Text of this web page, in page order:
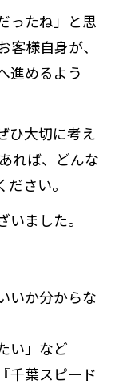
ったね」と思
様自身が、
進めるよう
ひ大切に考え
れば、どんな
さい。
ました。
いか分からな
い」など
千葉スピード